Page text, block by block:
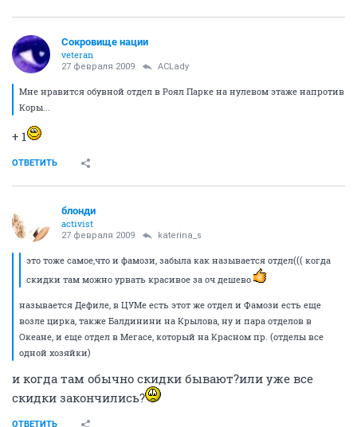
Сокровище нации
veteran
27 февраля 2009 ACLady
Мне нравится обувной отдел в Роял Парке на нулевом этаже напротив
Коры...
+ 1
ОТВЕТИТЬ
блонди
activist
27 февраля 2009 katerina_s
это тоже самое,что и фамози, забыла как называется отдел((( когда
скидки там можно урвать красивое за оч дешево
называется Дефиле, в ЦУМе есть этот же отдел и Фамози есть еще
возле цирка, также Балдинини на Крылова, ну и пара отделов в
Океане, и еще отдел в Мегасе, который на Красном пр. (отделы все
одной хозяйки)
и когда там обычно скидки бывают?или уже все
скидки закончились?
ОТВЕТИТЬ